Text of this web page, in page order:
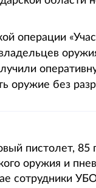
операции
оружие без
пистолет, 85
оружия и
сотрудники